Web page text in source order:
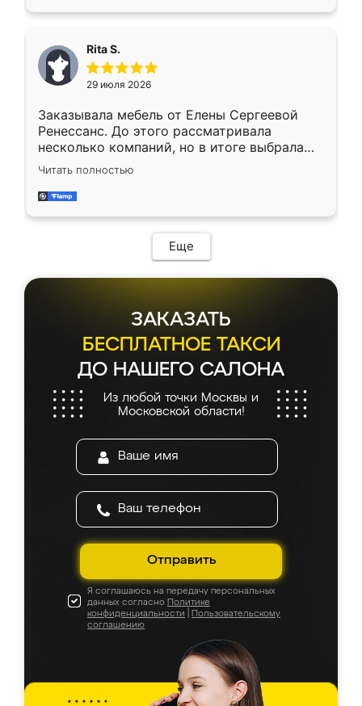
каких-либо доработок. Качеством осталась
довольна, все выглядит так, как и ожидала.
Rita S.
29 июля 2026
Заказывала мебель от Елены Сергеевой
Ренессанс. До этого рассматривала
несколько компаний, но в итоге выбрала
эту. Сначала обговорили условия, потом
приехал замерщик, всё спокойно объяснил
и снял размеры. Изготовили в срок, с
мебель сразу встала на свое место без
каких-либо доработок. Качеством осталась
довольна, все выглядит так, как и ожидала.
Читать полностью
Еще
ЗАКАЗАТЬ
БЕСПЛАТНОЕ ТАКСИ
ДО НАШЕГО САЛОНА
Из любой точки Москвы и
Московской области!
Отправить
Я соглашаюсь на передачу персональных
данных согласно Политике
конфиденциальности
Пользовательскому
соглашению